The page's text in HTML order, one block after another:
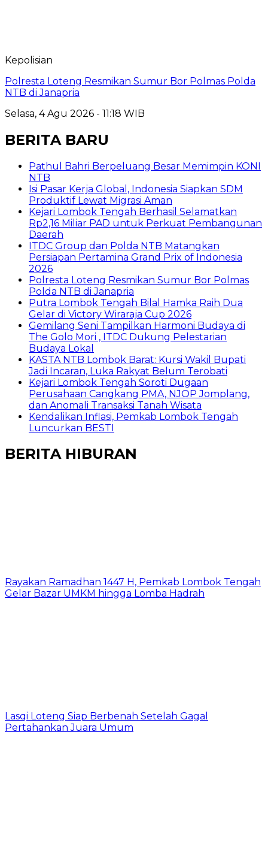
Kepolisian
Polresta Loteng Resmikan Sumur Bor Polmas Polda
NTB di Janapria
Selasa, 4 Agu 2026 - 11:18 WIB
BERITA BARU
Pathul Bahri Berpeluang Besar Memimpin KONI
NTB
​Isi Pasar Kerja Global, Indonesia Siapkan SDM
Produktif Lewat Migrasi Aman
Kejari Lombok Tengah Berhasil Selamatkan
Rp2,16 Miliar PAD untuk Perkuat Pembangunan
Daerah
ITDC Group dan Polda NTB Matangkan
Persiapan Pertamina Grand Prix of Indonesia
2026
Polresta Loteng Resmikan Sumur Bor Polmas
Polda NTB di Janapria
Putra Lombok Tengah Bilal Hamka Raih Dua
Gelar di Victory Wiraraja Cup 2026
Gemilang Seni Tampilkan Harmoni Budaya di
The Golo Mori , ITDC Dukung Pelestarian
Budaya Lokal
KASTA NTB Lombok Barat: Kursi Wakil Bupati
Jadi Incaran, Luka Rakyat Belum Terobati
Kejari Lombok Tengah Soroti Dugaan
Perusahaan Cangkang PMA, NJOP Jomplang,
dan Anomali Transaksi Tanah Wisata
Kendalikan Inflasi, Pemkab Lombok Tengah
Luncurkan BESTI
BERITA HIBURAN
Rayakan Ramadhan 1447 H, Pemkab Lombok Tengah
Gelar Bazar UMKM hingga Lomba Hadrah
Lasqi Loteng Siap Berbenah Setelah Gagal
Pertahankan Juara Umum